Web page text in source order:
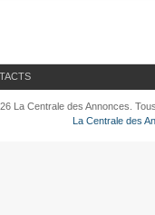
La Centrale des Annonces.
La Centrale des